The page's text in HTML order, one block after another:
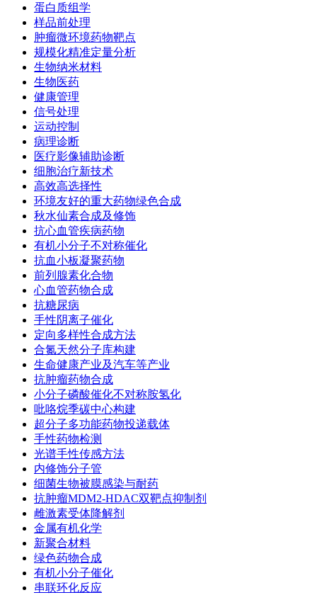
蛋白质组学
样品前处理
肿瘤微环境药物靶点
规模化精准定量分析
生物纳米材料
生物医药
健康管理
信号处理
运动控制
病理诊断
医疗影像辅助诊断
细胞治疗新技术
高效高选择性
环境友好的重大药物绿色合成
秋水仙素合成及修饰
抗心血管疾病药物
有机小分子不对称催化
抗血小板凝聚药物
前列腺素化合物
心血管药物合成
抗糖尿病
手性阴离子催化
定向多样性合成方法
合氮天然分子库构建
生命健康产业及汽车等产业
抗肿瘤药物合成
小分子磷酸催化不对称胺氢化
吡咯烷季碳中心构建
超分子多功能药物投递载体
手性药物检测
光谱手性传感方法
内修饰分子管
细菌生物被膜感染与耐药
抗肿瘤MDM2-HDAC双靶点抑制剂
雌激素受体降解剂
金属有机化学
新聚合材料
绿色药物合成
有机小分子催化
串联环化反应